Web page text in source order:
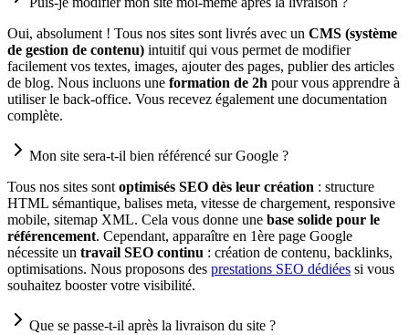
Oui, absolument ! Tous nos sites sont livrés avec un CMS (système
de gestion de contenu) intuitif qui vous permet de modifier
facilement vos textes, images, ajouter des pages, publier des articles
de blog. Nous incluons une formation de 2h pour vous apprendre à
utiliser le back-office. Vous recevez également une documentation
complète.
Mon site sera-t-il bien référencé sur Google ?
Tous nos sites sont optimisés SEO dès leur création : structure
HTML sémantique, balises meta, vitesse de chargement, responsive
mobile, sitemap XML. Cela vous donne une base solide pour le
référencement. Cependant, apparaître en 1ère page Google
nécessite un travail SEO continu : création de contenu, backlinks,
optimisations. Nous proposons des prestations SEO dédiées si vous
souhaitez booster votre visibilité.
Que se passe-t-il après la livraison du site ?